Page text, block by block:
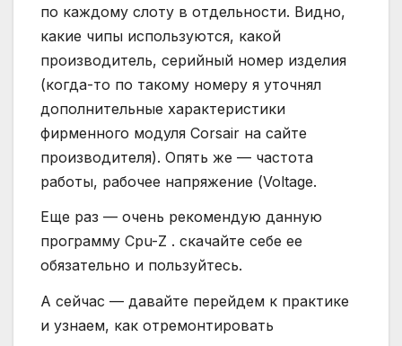
по каждому слоту в отдельности. Видно,
какие чипы используются, какой
производитель, серийный номер изделия
(когда-то по такому номеру я уточнял
дополнительные характеристики
фирменного модуля Corsair на сайте
производителя). Опять же — частота
работы, рабочее напряжение (Voltage.
Еще раз — очень рекомендую данную
программу Cpu-Z . скачайте себе ее
обязательно и пользуйтесь.
А сейчас — давайте перейдем к практике
и узнаем, как отремонтировать